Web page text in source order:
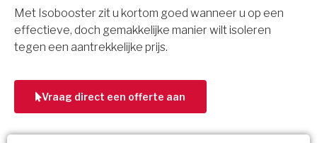
Met Isobooster zit u kortom goed wanneer u op een
effectieve, doch gemakkelijke manier wilt isoleren
tegen een aantrekkelijke prijs.
Vraag direct een offerte aan